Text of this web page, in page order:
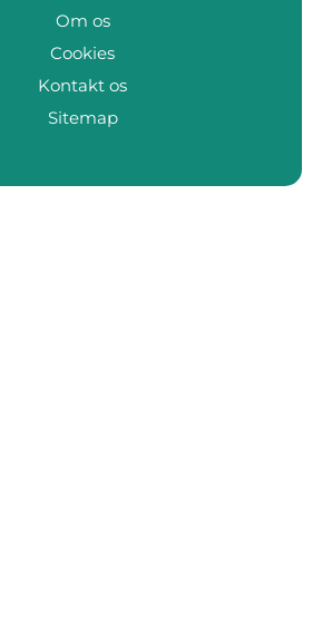
Om os
Cookies
Kontakt os
Sitemap